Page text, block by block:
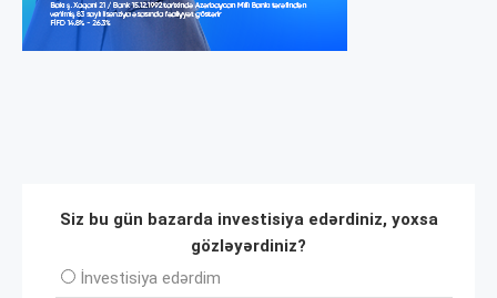
Siz bu gün bazarda investisiya edərdiniz, yoxsa
gözləyərdiniz?
İnvеstisiya edərdim